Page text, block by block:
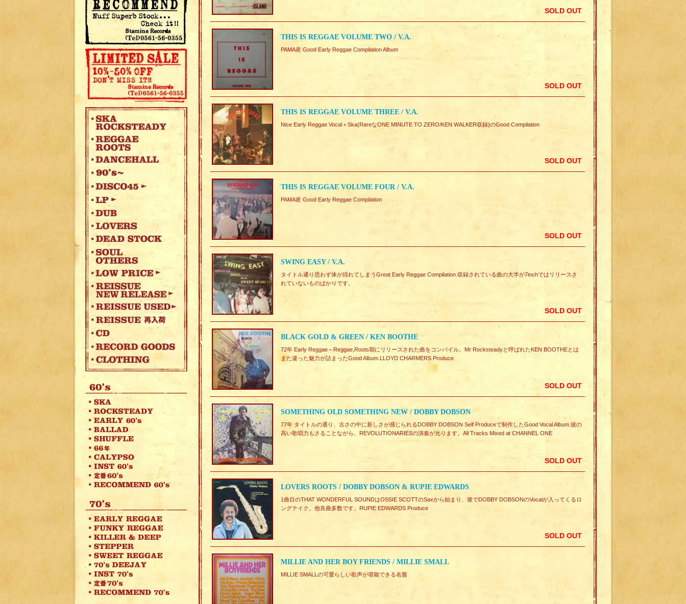
SOLD OUT
THIS IS REGGAE VOLUME TWO / V.A.
PAMA産 Good Early Reggae Compilation Album
SOLD OUT
THIS IS REGGAE VOLUME THREE / V.A.
Nice Early Reggae Vocal＋Ska(RareなONE MINUTE TO ZERO/KEN WALKER収録)のGood Compilation
SOLD OUT
THIS IS REGGAE VOLUME FOUR / V.A.
PAMA産 Good Early Reggae Compilation
SOLD OUT
SWING EASY / V.A.
タイトル通り思わず体が揺れてしまうGreat Early Reggae Compilation.収録されている曲の大半が7inchではリリースさ
れていないものばかりです。
SOLD OUT
BLACK GOLD & GREEN / KEN BOOTHE
72年 Early Reggae～Reggae,Roots期にリリースされた曲をコンパイル。Mr Rocksteadyと呼ばれたKEN BOOTHEとは
また違った魅力が詰まったGood Album.LLOYD CHARMERS Produce
SOLD OUT
SOMETHING OLD SOMETHING NEW / DOBBY DOBSON
77年 タイトルの通り、古さの中に新しさが感じられるDOBBY DOBSON Self Produceで制作したGood Vocal Album.彼の
高い歌唱力もさることながら、REVOLUTIONARIESの演奏が光ります。All Tracks Mixed at CHANNEL ONE
SOLD OUT
LOVERS ROOTS / DOBBY DOBSON & RUPIE EDWARDS
1曲目のTHAT WONDERFUL SOUNDはOSSIE SCOTTのSaxから始まり、後でDOBBY DOBSONのVocalが入ってくるロ
ングテイク。他良曲多数です。RUPIE EDWARDS Produce
SOLD OUT
MILLIE AND HER BOY FRIENDS / MILLIE SMALL
MILLIE SMALLの可愛らしい歌声が堪能できる名盤